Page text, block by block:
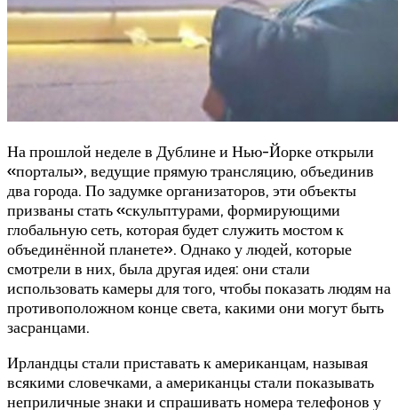
На прошлой неделе в Дублине и Нью-Йорке открыли
«порталы», ведущие прямую трансляцию, объединив
два города. По задумке организаторов, эти объекты
призваны стать «скульптурами, формирующими
глобальную сеть, которая будет служить мостом к
объединённой планете». Однако у людей, которые
смотрели в них, была другая идея: они стали
использовать камеры для того, чтобы показать людям на
противоположном конце света, какими они могут быть
засранцами.
Ирландцы стали приставать к американцам, называя
всякими словечками, а американцы стали показывать
неприличные знаки и спрашивать номера телефонов у